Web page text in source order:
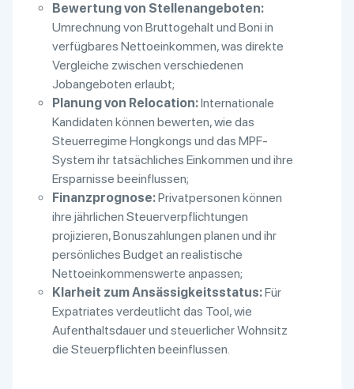
Bewertung von Stellenangeboten:
Umrechnung von Bruttogehalt und Boni in
verfügbares Nettoeinkommen, was direkte
Vergleiche zwischen verschiedenen
Jobangeboten erlaubt;
Planung von Relocation:Internationale
Kandidaten können bewerten, wie das
Steuerregime Hongkongs und das MPF-
System ihr tatsächliches Einkommen und ihre
Ersparnisse beeinflussen;
Finanzprognose:Privatpersonen können
ihre jährlichen Steuerverpflichtungen
projizieren, Bonuszahlungen planen und ihr
persönliches Budget an realistische
Nettoeinkommenswerte anpassen;
Klarheit zum Ansässigkeitsstatus:Für
Expatriates verdeutlicht das Tool, wie
Aufenthaltsdauer und steuerlicher Wohnsitz
die Steuerpflichten beeinflussen.